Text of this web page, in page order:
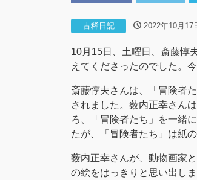
古稀日記 2022年10月17
10月15日、土曜日、斎藤惇
えてくださったのでした。
斎藤惇夫さんは、「冒険者
されました。薮内正幸さん
ろ、「冒険者たち」を一緒
たが、「冒険者たち」は紙
薮内正幸さんが、動物画家
の絵をはっきりと思い出し